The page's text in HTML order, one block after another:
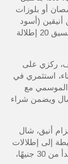
أو بلوزات
أنيقين (أسود
وآخر بلون فاتح). هذه القاعدة تسمح لك بتنسيق 20 إطلالة
ركزي على
استثمري في
مع
ويضمن شراء
أنيق، شال
إلى إطلالات
مميزة. ديفاكتو يوفر إكسسوارات بأسعار تبدأ من 30 جنيهًا،